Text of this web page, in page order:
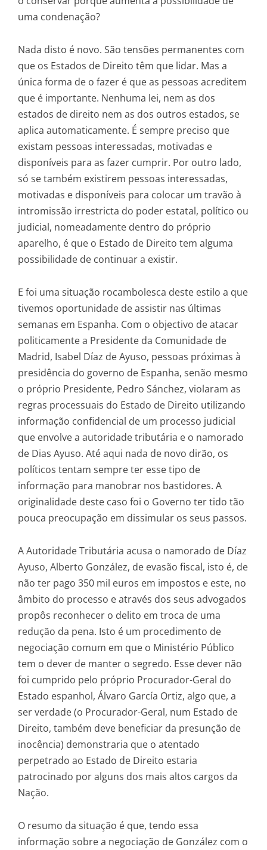
uma condenação?
Nada disto é novo. São tensões permanentes com
que os Estados de Direito têm que lidar. Mas a
única forma de o fazer é que as pessoas acreditem
que é importante. Nenhuma lei, nem as dos
estados de direito nem as dos outros estados, se
aplica automaticamente. É sempre preciso que
existam pessoas interessadas, motivadas e
disponíveis para as fazer cumprir. Por outro lado,
só se também existirem pessoas interessadas,
motivadas e disponíveis para colocar um travão à
intromissão irrestricta do poder estatal, político ou
judicial, nomeadamente dentro do próprio
aparelho, é que o Estado de Direito tem alguma
possibilidade de continuar a existir.
E foi uma situação rocambolesca deste estilo a que
tivemos oportunidade de assistir nas últimas
semanas em Espanha. Com o objectivo de atacar
politicamente a Presidente da Comunidade de
Madrid, Isabel Díaz de Ayuso, pessoas próximas à
presidência do governo de Espanha, senão mesmo
o próprio Presidente, Pedro Sánchez, violaram as
regras processuais do Estado de Direito utilizando
informação confidencial de um processo judicial
que envolve a autoridade tributária e o namorado
de Dias Ayuso. Até aqui nada de novo dirão, os
políticos tentam sempre ter esse tipo de
informação para manobrar nos bastidores. A
originalidade deste caso foi o Governo ter tido tão
pouca preocupação em dissimular os seus passos.
A Autoridade Tributária acusa o namorado de Díaz
Ayuso, Alberto González, de evasão fiscal, isto é, de
não ter pago 350 mil euros em impostos e este, no
âmbito do processo e através dos seus advogados
propôs reconhecer o delito em troca de uma
redução da pena. Isto é um procedimento de
negociação comum em que o Ministério Público
tem o dever de manter o segredo. Esse dever não
foi cumprido pelo próprio Procurador-Geral do
Estado espanhol, Álvaro García Ortiz, algo que, a
ser verdade (o Procurador-Geral, num Estado de
Direito, também deve beneficiar da presunção de
inocência) demonstraria que o atentado
perpetrado ao Estado de Direito estaria
patrocinado por alguns dos mais altos cargos da
Nação.
O resumo da situação é que, tendo essa
informação sobre a negociação de González com o